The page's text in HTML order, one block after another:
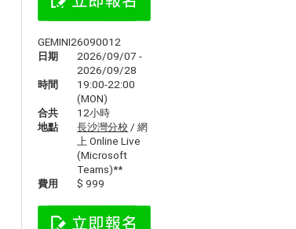
GEMINI26090012
日期
2026/09/07 -
2026/09/28
時間
19:00-22:00
(MON)
合共
12小時
地點
長沙灣分校 / 網
上 Online Live
(Microsoft
Teams)**
費用
$ 999